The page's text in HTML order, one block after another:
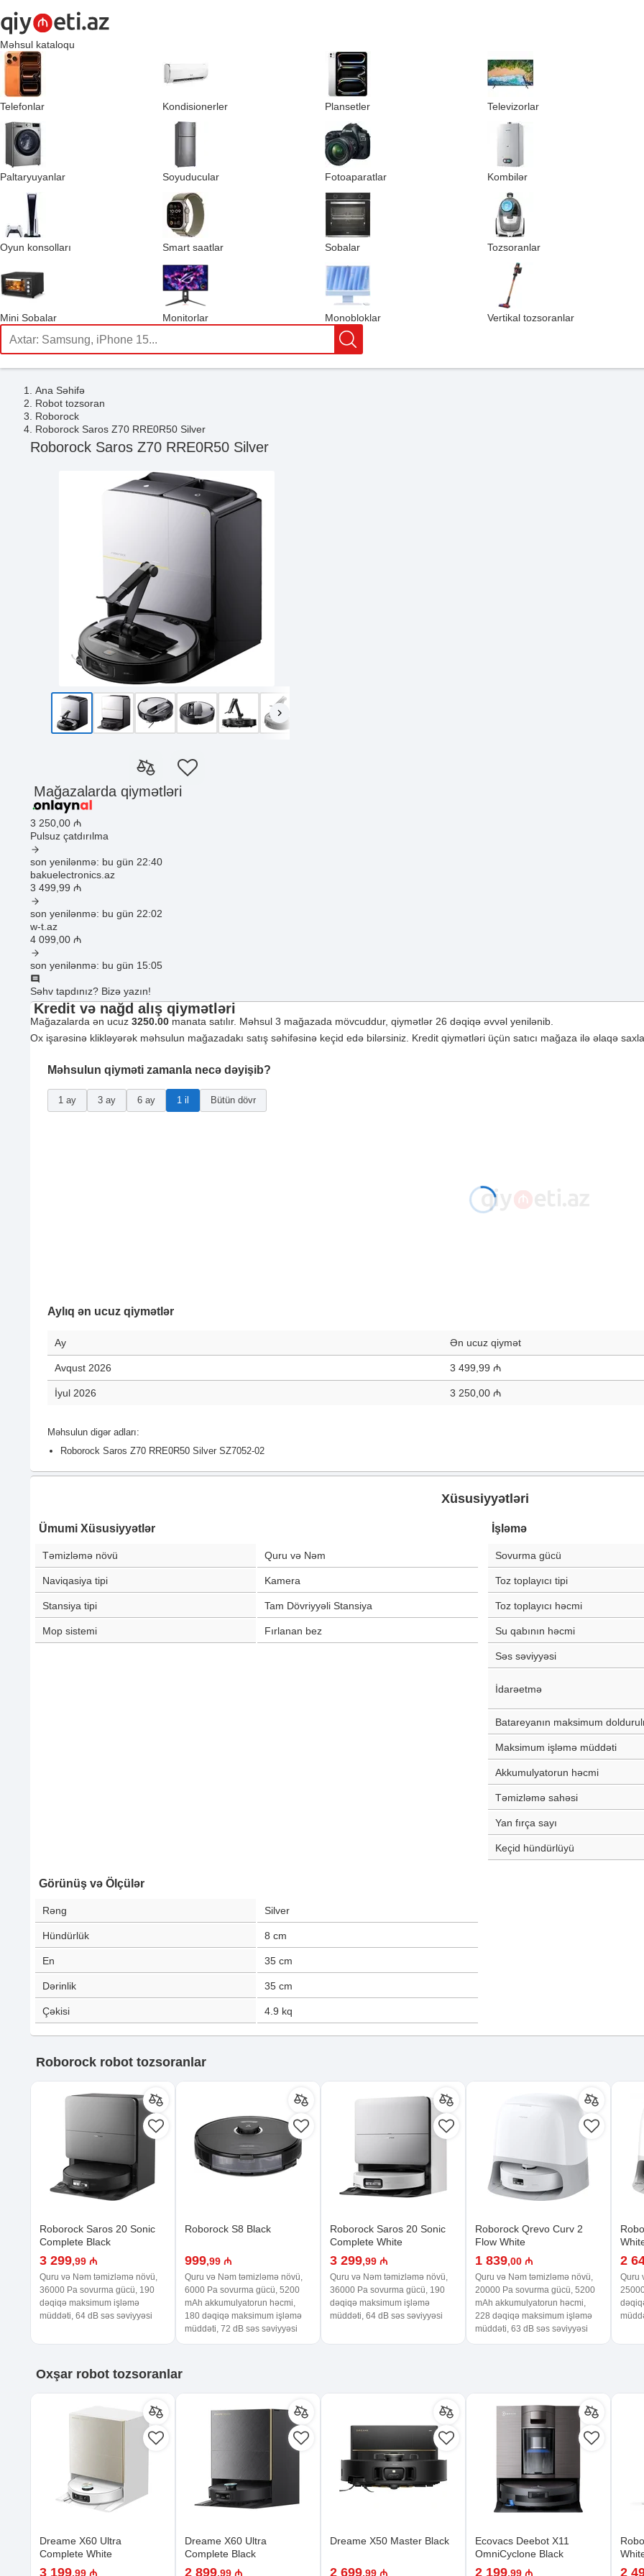
Məhsul kataloqu
Telefonlar Kondisionerler Plansetler Televizorlar
Paltaryuyanlar Soyuducular Fotoaparatlar Kombilər
Oyun konsolları Smart saatlar Sobalar Tozsoranlar
Mini Sobalar Monitorlar Monobloklar Vertikal tozsoranlar
Ana Səhifə
Robot tozsoran
Roborock
Roborock Saros Z70 RRE0R50 Silver
Roborock Saros Z70 RRE0R50 Silver
Mağazalarda qiymətləri
3 250 ,00 ₼
Pulsuz çatdırılma
son yenilənmə: bu gün 22:40
bakuelectronics.az
3 499 ,99 ₼
son yenilənmə: bu gün 22:02
w-t.az
4 099 ,00 ₼
son yenilənmə: bu gün 15:05
Səhv tapdınız? Bizə yazın!
Kredit və nağd alış qiymətləri
Mağazalarda ən ucuz 3250.00 manata satılır. Məhsul 3 mağazada mövcuddur, qiymətlər 26 dəqiqə əvvəl yenilənib.
Ox işarəsinə klikləyərək məhsulun mağazadakı satış səhifəsinə keçid edə bilərsiniz. Kredit qiymətləri üçün satıcı mağaza ilə əlaqə
Məhsulun qiyməti zamanla necə dəyişib?
1 ay 3 ay 6 ay 1 il Bütün dövr
Aylıq ən ucuz qiymətlər
Ay Ən ucuz qiymət
Avqust 2026 3 499,99 ₼
İyul 2026 3 250,00 ₼
Məhsulun digər adları:
Roborock Saros Z70 RRE0R50 Silver SZ7052-02
Xüsusiyyətləri
Ümumi Xüsusiyyətlər
Təmizləmə növü Quru və Nəm
Naviqasiya tipi Kamera
Stansiya tipi Tam Dövriyyəli Stansiya
Mop sistemi Fırlanan bez
İşləmə
Sovurma gücü
Toz toplayıcı tipi
Toz toplayıcı həcmi
Su qabının həcmi
Səs səviyyəsi
İdarəetmə
Batareyanın maksimum
Maksimum işləmə müddəti
Akkumulyatorun həcmi
Təmizləmə sahəsi
Yan fırça sayı
Keçid hündürlüyü
Görünüş və Ölçülər
Rəng Silver
Hündürlük 8 cm
En 35 cm
Dərinlik 35 cm
Çəkisi 4.9 kq
Roborock robot tozsoranlar
Roborock Saros 20 Sonic
Complete Black
3 299,99 ₼
Quru və Nəm təmizləmə növü,
36000 Pa sovurma gücü, 190
dəqiqə maksimum işləmə
müddəti, 64 dB səs səviyyəsi
Roborock S8 Black
999,99 ₼
Quru və Nəm təmizləmə növü,
6000 Pa sovurma gücü, 5200
mAh akkumulyatorun həcmi,
180 dəqiqə maksimum işləmə
müddəti, 72 dB səs səviyyəsi
Roborock Saros 20 Sonic
Complete White
3 299,99 ₼
Quru və Nəm təmizləmə növü,
36000 Pa sovurma gücü, 190
dəqiqə maksimum işləmə
müddəti, 64 dB səs səviyyəsi
Roborock Qrevo Curv 2
Flow White
1 839,00 ₼
Quru və Nəm təmizləmə növü,
20000 Pa sovurma gücü, 5200
mAh akkumulyatorun həcmi,
228 dəqiqə maksimum işləmə
müddəti, 63 dB səs səviyyəsi
2
Quru
Oxşar robot tozsoranlar
Dreame X60 Ultra
Complete White
3 199,99 ₼
Dreame X60 Ultra
Complete Black
2 899,99 ₼
Dreame X50 Master Black
2 699,99 ₼
Ecovacs Deebot X11
OmniCyclone Black
2 199,99 ₼ 2